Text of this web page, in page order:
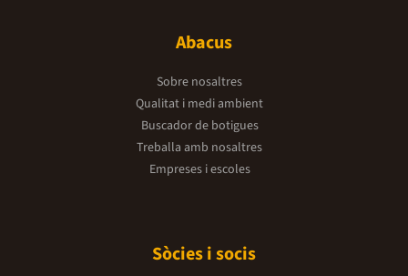
Abacus
Sobre nosaltres
Qualitat i medi ambient
Buscador de botigues
Treballa amb nosaltres
Empreses i escoles
Sòcies i socis